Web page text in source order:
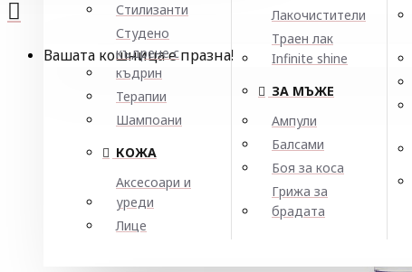
Стилизанти
Студено
къдрене с
къдрин
Терапии
Шампоани
КОЖА
Аксесоари и
уреди
Лице
Лакочистители
Траен лак
Infinite shine
ЗА МЪЖЕ
Ампули
Балсами
Боя за коса
Грижа за
брадата
Вашата кошница е празна!